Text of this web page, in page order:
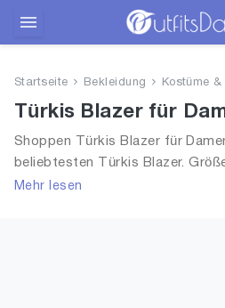
Bekleidung
Wäsche
Schuhe
Startseite Bekleidung Kostüme
Türkis Blazer für
Shoppen Türkis Blazer für
beliebtesten Türkis Blazer.
Blazer in Größe L und alle
Mehr lesen